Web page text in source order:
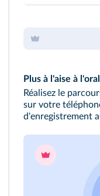
Plus à l'aise à
Réalisez le
sur votre
d'enregistrement